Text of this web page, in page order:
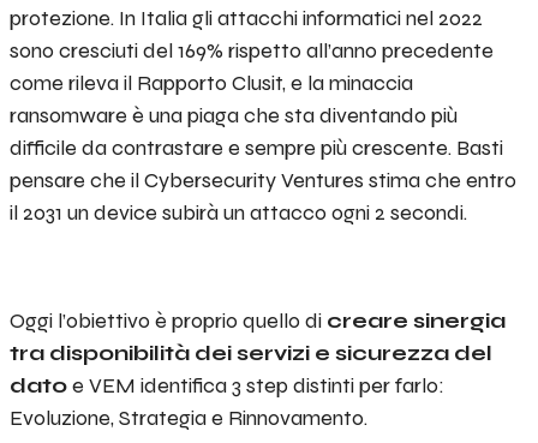
protezione. In Italia gli attacchi informatici nel 2022
sono cresciuti del 169% rispetto all’anno precedente
come rileva il Rapporto Clusit, e la minaccia
ransomware è una piaga che sta diventando più
difficile da contrastare e sempre più crescente. Basti
pensare che il Cybersecurity Ventures stima che entro
il 2031 un device subirà un attacco ogni 2 secondi.
Oggi l’obiettivo è proprio quello di creare sinergia
tra disponibilità dei servizi e sicurezza del
datoe VEM identifica 3 step distinti per farlo:
Evoluzione, Strategia e Rinnovamento.